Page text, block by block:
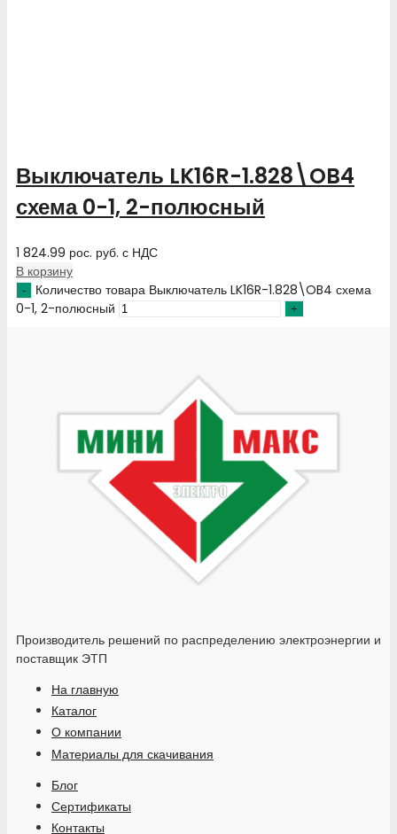
Выключатель LK16R-1.828\OB4
схема 0-1, 2-полюсный
1 824.99 рос. руб. с НДС
В корзину
Количество товара Выключатель LK16R-1.828\OB4 схема
0-1, 2-полюсный
Производитель решений по распределению электроэнергии и
поставщик ЭТП
На главную
Каталог
О компании
Материалы для скачивания
Блог
Сертификаты
Контакты